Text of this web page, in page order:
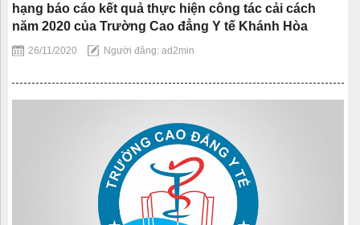
hạng báo cáo kết quả thực hiện công tác cải cách
năm 2020 của Trường Cao đẳng Y tế Khánh Hòa
26/11/2020 Người đăng: ad2min